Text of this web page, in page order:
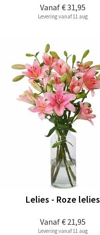
Vanaf€ 31,95
Levering vanaf 11 aug
Vanaf€ 21,95
Lelies - Roze lelies
Levering vanaf 11 aug